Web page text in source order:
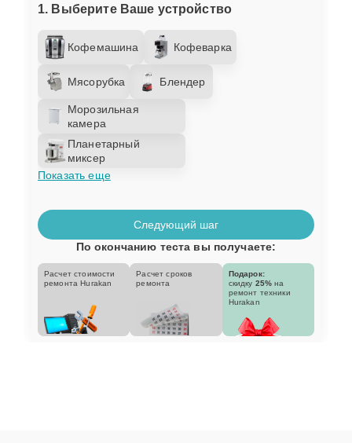
1. Выберите Ваше устройство
Кофемашина Кофеварка
Мясорубка Блендер
Морозильная
камера
Планетарный
миксер
Показать еще
Следующий шаг
По окончанию теста вы получаете:
Расчет стоимости
ремонта Hurakan
Расчет сроков
ремонта
Подарок:
скидку 25% на
ремонт техники
Hurakan